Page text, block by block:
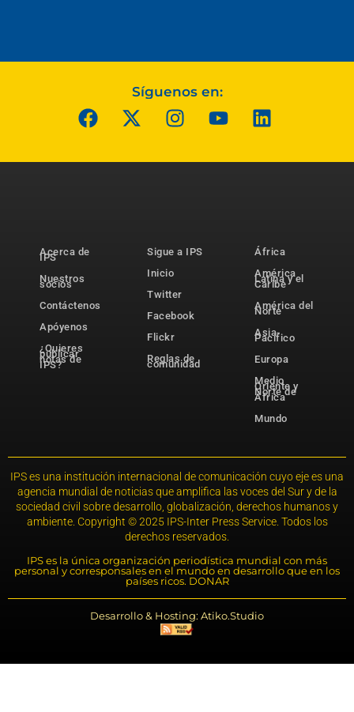
Síguenos en:
Acerca de
IPS
Nuestros
socios
Contáctenos
Apóyenos
¿Quieres
publicar
notas de
IPS?
Sigue a IPS
Inicio
Twitter
Facebook
Flickr
Reglas de
comunidad
África
América
Latina y el
Caribe
América del
Norte
Asia-
Pacífico
Europa
Medio
Oriente y
Norte de
África
Mundo
IPS es una institución internacional de comunicación cuyo eje es una
agencia mundial de noticias que amplifica las voces del Sur y de la
sociedad civil sobre desarrollo, globalización, derechos humanos y
ambiente. Copyright © 2025 IPS-Inter Press Service. Todos los
derechos reservados.
IPS es la única organización periodística mundial con más
personal y corresponsales en el mundo en desarrollo que en los
países ricos. DONAR
Desarrollo & Hosting: Atiko.Studio